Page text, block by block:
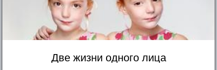
Две жизни одного лица